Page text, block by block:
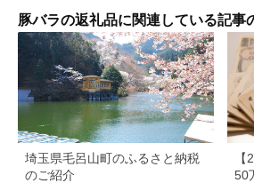
豚バラの返礼品に関連している記事
埼玉県毛呂山町のふるさと納税
のご紹介
50